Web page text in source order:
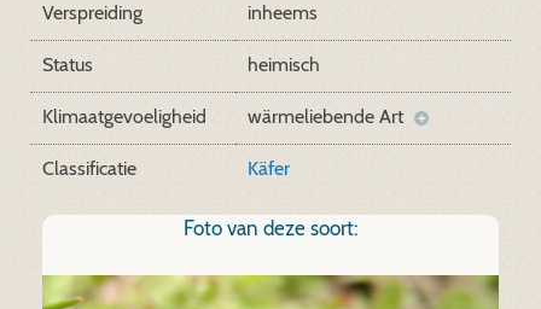
Verspreiding inheems
Status heimisch
Klimaatgevoeligheid wärmeliebende Art
Classificatie Käfer
Foto van deze soort: